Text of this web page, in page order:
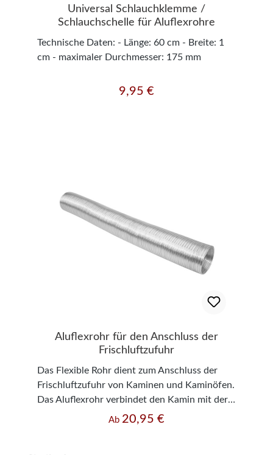
Universal Schlauchklemme /
Schlauchschelle für Aluflexrohre
Technische Daten: - Länge: 60 cm - Breite: 1
cm - maximaler Durchmesser: 175 mm
Regulärer Preis:
9,95 €
Aluflexrohr für den Anschluss der
Frischluftzufuhr
Das Flexible Rohr dient zum Anschluss der
Frischluftzufuhr von Kaminen und Kaminöfen.
Das Aluflexrohr verbindet den Kamin mit der
externen Luftzufuhr. - 1 m Lang und kann bis
Regulärer Preis:
Ab 20,95 €